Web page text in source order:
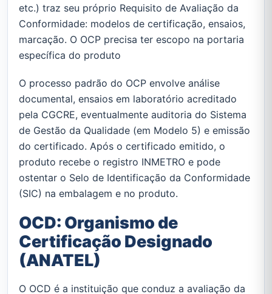
etc.) traz seu próprio Requisito de Avaliação da
Conformidade: modelos de certificação, ensaios,
marcação. O OCP precisa ter escopo na portaria
específica do produto
O processo padrão do OCP envolve análise
documental, ensaios em laboratório acreditado
pela CGCRE, eventualmente auditoria do Sistema
de Gestão da Qualidade (em Modelo 5) e emissão
do certificado. Após o certificado emitido, o
produto recebe o registro INMETRO e pode
ostentar o Selo de Identificação da Conformidade
(SIC) na embalagem e no produto.
OCD: Organismo de
Certificação Designado
(ANATEL)
O OCD é a instituição que conduz a avaliação da